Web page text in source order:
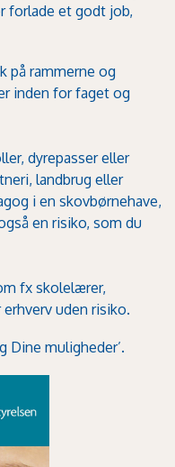
forlade et godt job,
på rammerne og
inden for faget og
dyrepasser eller
landbrug eller
i en skovbørnehave,
en risiko, som du
fx skolelærer,
uden risiko.
Dine muligheder’.